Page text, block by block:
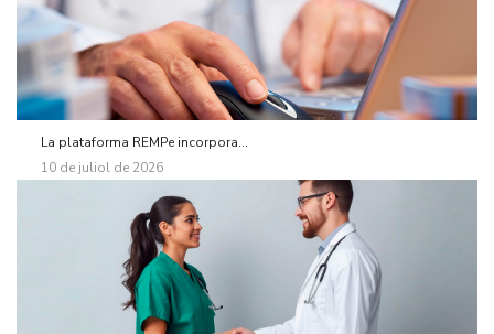
La plataforma REMPe incorpora...
10 de juliol de 2026